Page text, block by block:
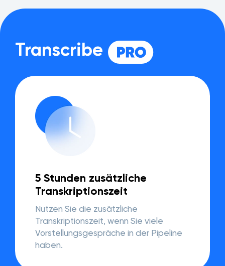
Transcribe
5 Stunden zusätzliche
Transkriptionszeit
Nutzen Sie die zusätzliche
Transkriptionszeit, wenn Sie viele
Vorstellungsgespräche in der Pipeline
haben.